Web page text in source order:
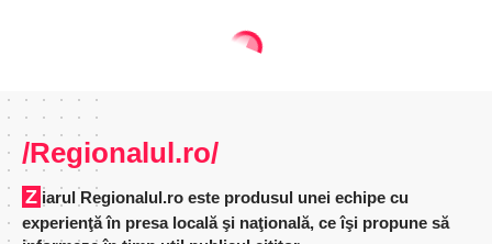
ACTUALITATE
Ministrul de Interne a dat în
judecată Universitatea ”Babeş-
Bolyai”